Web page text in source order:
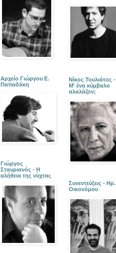
Αρχείο Γιώργου Ε.
Παπαδάκη
Γιώργος
Σταυριανός - Η
αλήθεια της νύχτας
Νίκος Τουλιάτος -
Μ' ένα κύμβαλο
αλαλάζον;
Συνεντεύξεις - Ηρ.
Οικονόμου